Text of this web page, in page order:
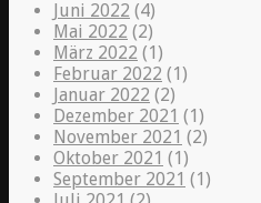
Juni 2022 (4)
Mai 2022 (2)
März 2022 (1)
Februar 2022 (1)
Januar 2022 (2)
Dezember 2021 (1)
November 2021 (2)
Oktober 2021 (1)
September 2021 (1)